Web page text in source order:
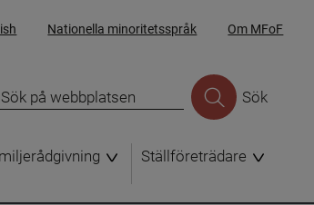
Nationella minoritetsspråk Om MFoF
Sök
Ställföreträdare